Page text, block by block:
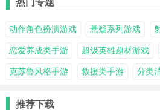
动作角色扮演游戏 悬疑系列游戏
恋爱养成类手游 超级英雄题材游戏
克苏鲁风格手游 救援类手游 分类
推荐下载